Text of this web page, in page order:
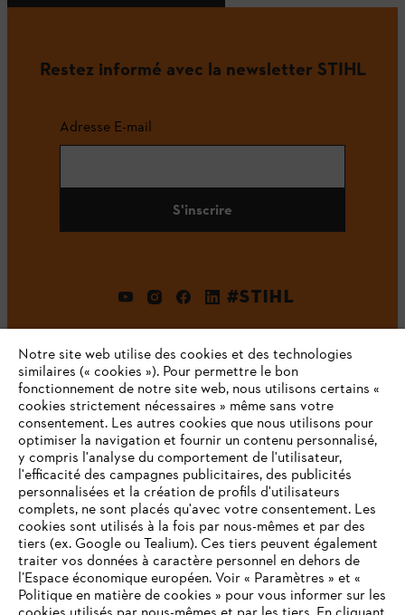
Restez informé avec la newsletter STIHL
Adresse E-mail
S'inscrire
#STIHL
L'Entreprise
STIHL FAQ
Contact
Notre site web utilise des cookies et des technologies
similaires (« cookies »). Pour permettre le bon
fonctionnement de notre site web, nous utilisons certains «
cookies strictement nécessaires » même sans votre
consentement. Les autres cookies que nous utilisons pour
optimiser la navigation et fournir un contenu personnalisé,
y compris l'analyse du comportement de l'utilisateur,
l'efficacité des campagnes publicitaires, des publicités
personnalisées et la création de profils d'utilisateurs
complets, ne sont placés qu'avec votre consentement. Les
cookies sont utilisés à la fois par nous-mêmes et par des
tiers (ex. Google ou Tealium). Ces tiers peuvent également
traiter vos données à caractère personnel en dehors de
l’Espace économique européen. Voir « Paramètres » et «
Politique en matière de cookies » pour vous informer sur les